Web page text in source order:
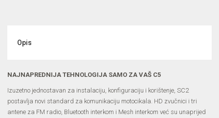
Opis
NAJNAPREDNIJA TEHNOLOGIJA SAMO ZA VAŠ C5
Izuzetno jednostavan za instalaciju, konfiguraciju i korištenje, SC2
postavlja novi standard za komunikaciju motocikala. HD zvučnici i tri
antene za FM radio, Bluetooth interkom i Mesh interkom već su unaprijed